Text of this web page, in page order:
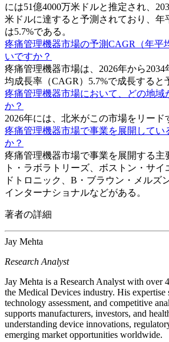
には51億4000万米ドルと推定され、
米ドルに達すると予測されており、年
は5.7%である。
疼痛管理機器市場の予測CAGR（年平
いですか？
疼痛管理機器市場は、2026年から
均成長率（CAGR）5.7%で成長すると
疼痛管理機器市場において、どの地域
か？
2026年には、北米がこの市場をリード
疼痛管理機器市場で事業を展開してい
か？
疼痛管理機器市場で事業を展開する主
ト・ラボラトリーズ、ボストン・サイ
ドトロニック、B・ブラウン・メルズ
インターナショナルなどがある。
著者の詳細
Jay Mehta
Research Analyst
Jay Mehta is a Research Analyst with over
the Medical Devices industry. His expertise
technology assessment, and competitive
supports manufacturers, investors, and
understanding device innovations,
emerging market opportunities worldwide.